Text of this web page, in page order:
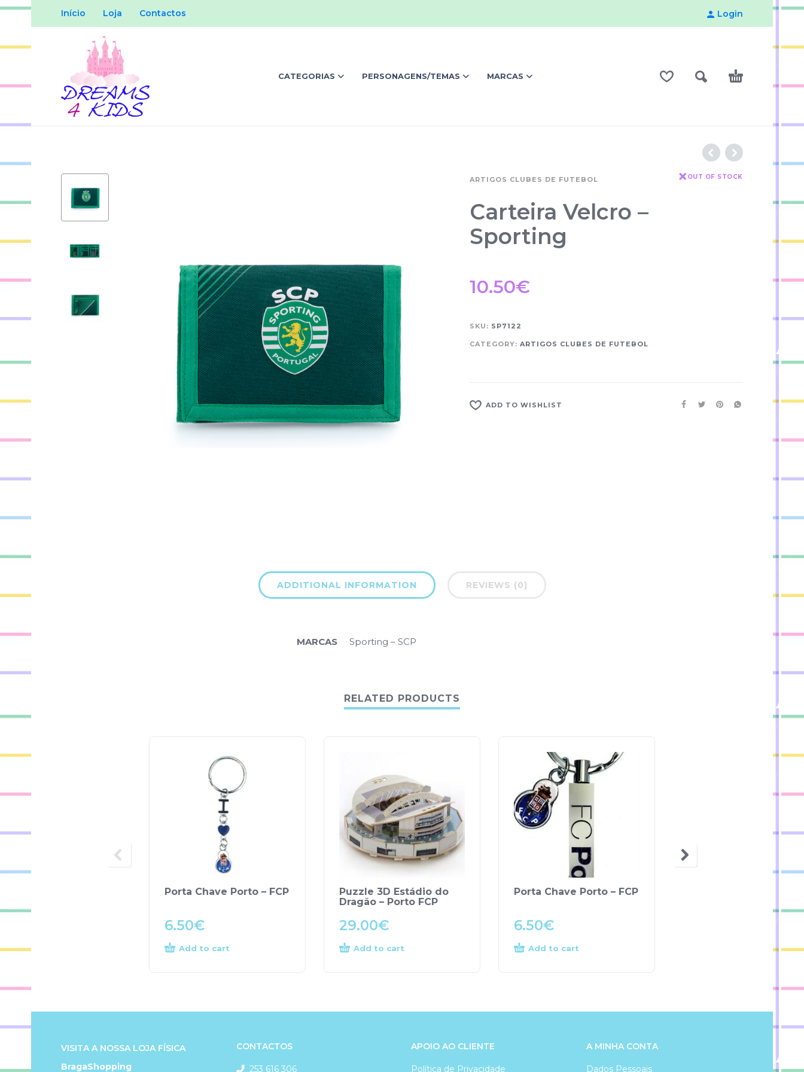
Início Loja Contactos Login
CATEGORIAS PERSONAGENS/TEMAS MARCAS
ARTIGOS CLUBES DE FUTEBOL OUT OF STOCK
Carteira Velcro –
Sporting
10.50€
SKU: SP7122
CATEGORY: ARTIGOS CLUBES DE FUTEBOL
ADD TO WISHLIST
ADDITIONAL INFORMATION REVIEWS (0)
MARCAS Sporting – SCP
RELATED PRODUCTS
Porta Chave Porto – FCP
6.50€
Add to cart
Puzzle 3D Estádio do
Dragão – Porto FCP
29.00€
Add to cart
Porta Chave Porto – FCP
6.50€
Add to cart
VISITA A NOSSA LOJA FÍSICA
BragaShopping
CONTACTOS
253 616 306
APOIO AO CLIENTE
Política de Privacidade
A MINHA CONTA
Dados Pessoais